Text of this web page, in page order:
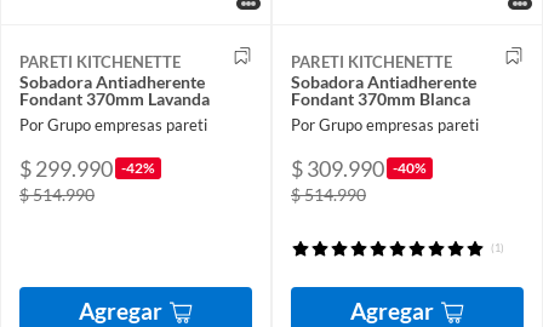
PARETI KITCHENETTE
Sobadora Antiadherente
Fondant 370mm Lavanda
Por Grupo empresas pareti
$ 299.990 -42%
$ 514.990
Agregar
PARETI KITCHENETTE
Sobadora Antiadherente
Fondant 370mm Blanca
Por Grupo empresas pareti
$ 309.990 -40%
$ 514.990
(1)
Agregar